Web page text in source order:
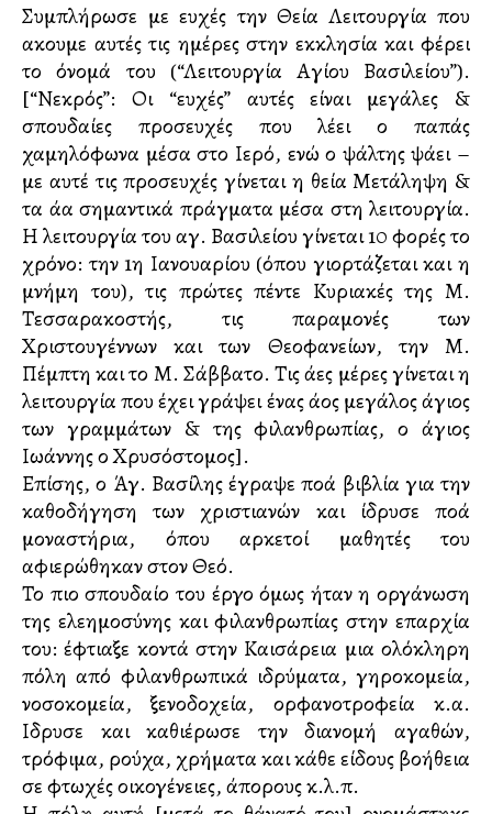
Συμπλήρωσε με ευχές την Θεία Λειτουργία που
ακουμε αυτές τις ημέρες στην εκκλησία και φέρει
το όνομά του (“Λειτουργία Αγίου Βασιλείου”).
[“Νεκρός”: Οι “ευχές” αυτές είναι μεγάλες &
σπουδαίες προσευχές που λέει ο παπάς
χαμηλόφωνα μέσα στο Ιερό, ενώ ο ψάλτης ψάλλει –
με αυτέ τις προσευχές γίνεται η θεία Μετάληψη &
τα άλλα σημαντικά πράγματα μέσα στη λειτουργία.
Η λειτουργία του αγ. Βασιλείου γίνεται 10 φορές το
χρόνο: την 1η Ιανουαρίου (όπου γιορτάζεται και η
μνήμη του), τις πρώτες πέντε Κυριακές της Μ.
Τεσσαρακοστής, τις παραμονές των
Χριστουγέννων και των Θεοφανείων, την Μ.
Πέμπτη και το Μ. Σάββατο. Τις άλλες μέρες γίνεται η
λειτουργία που έχει γράψει ένας άλλος μεγάλος άγιος
των γραμμάτων & της φιλανθρωπίας, ο άγιος
Ιωάννης ο Χρυσόστομος].
Επίσης, ο Άγ. Βασίλης έγραψε πολλά βιβλία για την
καθοδήγηση των χριστιανών και ίδρυσε πολλά
μοναστήρια, όπου αρκετοί μαθητές του
αφιερώθηκαν στον Θεό.
Το πιο σπουδαίο του έργο όμως ήταν η οργάνωση
της ελεημοσύνης και φιλανθρωπίας στην επαρχία
του: έφτιαξε κοντά στην Καισάρεια μια ολόκληρη
πόλη από φιλανθρωπικά ιδρύματα, γηροκομεία,
νοσοκομεία, ξενοδοχεία, ορφανοτροφεία κ.α.
Ιδρυσε και καθιέρωσε την διανομή αγαθών,
τρόφιμα, ρούχα, χρήματα και κάθε είδους βοήθεια
σε φτωχές οικογένειες, άπορους κ.λ.π.